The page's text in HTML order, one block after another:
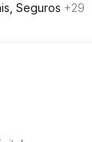
Seguros +29